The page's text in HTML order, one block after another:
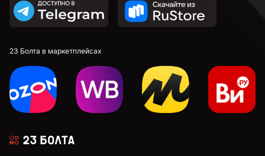
23 Болта в маркетплейсах